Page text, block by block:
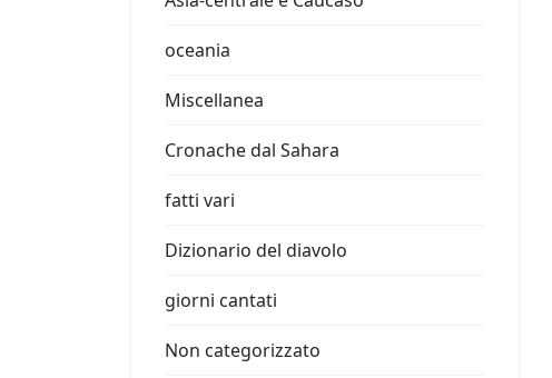
oceania
Miscellanea
Cronache dal Sahara
fatti vari
Dizionario del diavolo
giorni cantati
Non categorizzato